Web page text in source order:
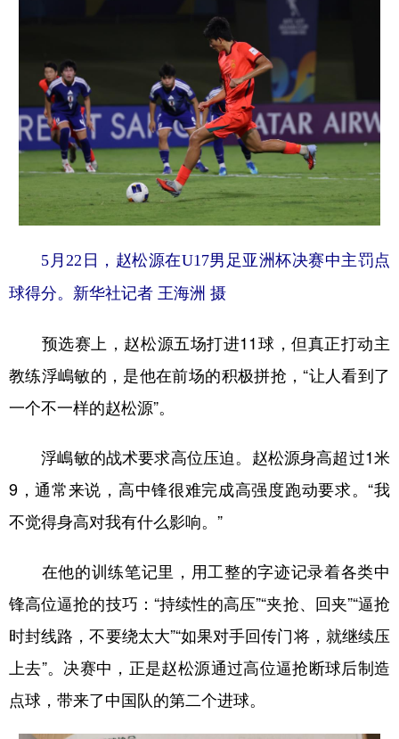
5月22日，赵松源在U17男足亚洲杯决赛中主罚点
球得分。新华社记者 王海洲 摄
预选赛上，赵松源五场打进11球，但真正打动主
教练浮嶋敏的，是他在前场的积极拼抢，“让人看到了
一个不一样的赵松源”。
浮嶋敏的战术要求高位压迫。赵松源身高超过1米
9，通常来说，高中锋很难完成高强度跑动要求。“我
不觉得身高对我有什么影响。”
在他的训练笔记里，用工整的字迹记录着各类中
锋高位逼抢的技巧：“持续性的高压”“夹抢、回夹”“逼抢
时封线路，不要绕太大”“如果对手回传门将，就继续压
上去”。决赛中，正是赵松源通过高位逼抢断球后制造
点球，带来了中国队的第二个进球。